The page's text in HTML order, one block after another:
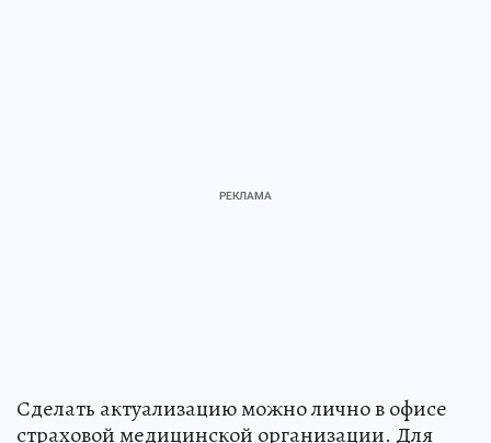
Сделать актуализацию можно лично в офисе
страховой медицинской организации. Для